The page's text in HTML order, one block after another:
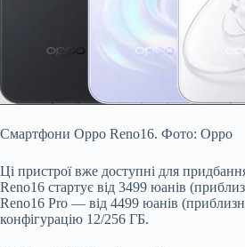
Смартфони Oppo Reno16. Фото: Oppo
Ці пристрої вже доступні для
Reno16 стартує від 3499 юанів
Reno16 Pro — від 4499 юанів
конфігурацію 12/256 ГБ.